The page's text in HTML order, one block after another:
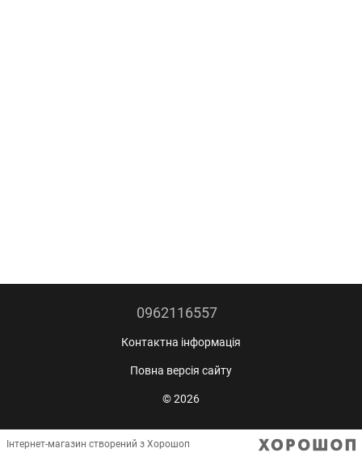
0962116557
Контактна інформація
Повна версія сайту
© 2026
Інтернет-магазин створений з Хорошоп